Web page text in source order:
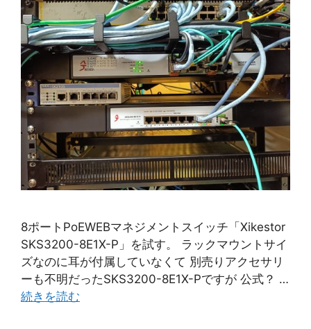
8ポートPoEWEBマネジメントスイッチ「Xikestor
SKS3200-8E1X-P」を試す。 ラックマウントサイ
ズなのに耳が付属していなくて 別売りアクセサリ
ーも不明だったSKS3200-8E1X-Pですが 公式？ …
続きを読む